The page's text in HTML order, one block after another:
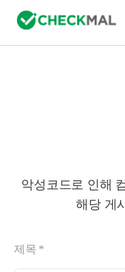
악성코드로 인해
해당 게
제목 *